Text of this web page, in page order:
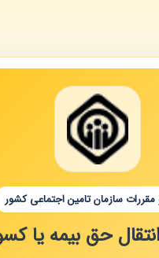
مقررات سازمان تامین اجتماعی کشور
حق بیمه یا